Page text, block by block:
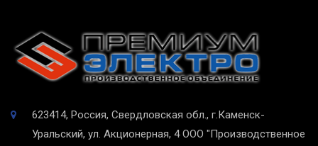
623414, Россия, Свердловская обл., г.Каменск-
Уральский, ул. Акционерная, 4 ООО "Производственное